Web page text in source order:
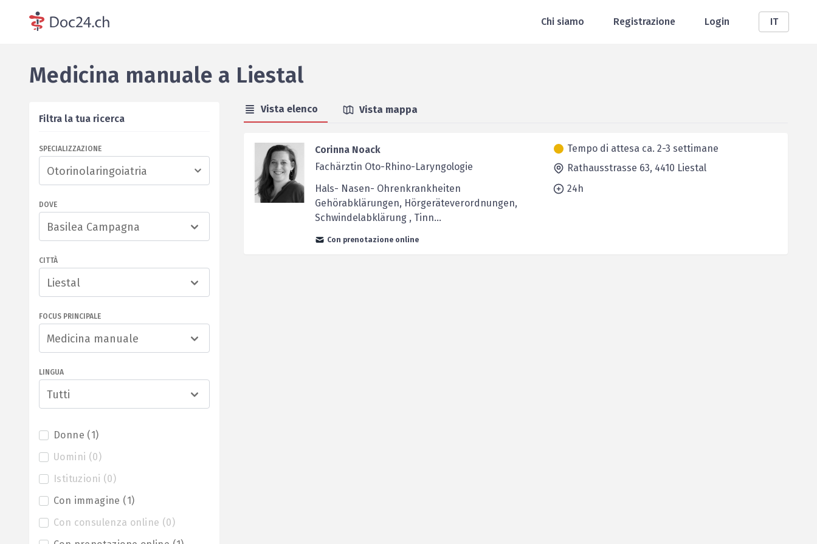
Chi siamo Registrazione Login IT
Medicina manuale a Liestal
Filtra la tua ricerca
SPECIALIZZAZIONE
DOVE
Basilea Campagna
CITTÀ
Liestal
FOCUS PRINCIPALE
Medicina manuale
LINGUA
Tutti
Donne (1)
Uomini (0)
Istituzioni (0)
Con immagine (1)
Con consulenza online (0)
Vista elenco Vista mappa
Corinna Noack
Fachärztin Oto-Rhino-Laryngologie
Hals- Nasen- Ohrenkrankheiten
Gehörabklärungen, Hörgeräteverordnungen,
Schwindelabklärung , Tinn...
Con prenotazione online
Tempo di attesa ca. 2-3 settimane
Rathausstrasse 63, 4410 Liestal
24h